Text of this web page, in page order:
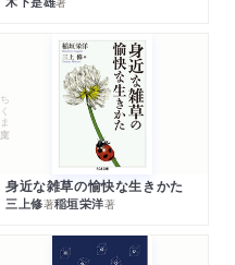
ちくま文庫
身近な雑草の愉快な生きかた
三上修著稲垣栄洋著